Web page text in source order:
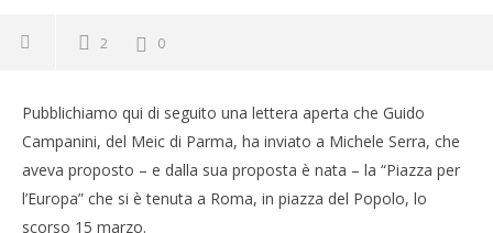
2 0
Pubblichiamo qui di seguito una lettera aperta che Guido
Campanini, del Meic di Parma, ha inviato a Michele Serra, che
aveva proposto – e dalla sua proposta è nata – la “Piazza per
l’Europa” che si è tenuta a Roma, in piazza del Popolo, lo
scorso 15 marzo.